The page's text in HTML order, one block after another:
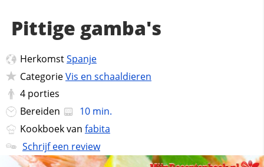
Pittige gamba's
HerkomstSpanje
CategorieVis en schaaldieren
4 porties
Bereiden
10 min.
Kookboek van fabita
Schrijf een review